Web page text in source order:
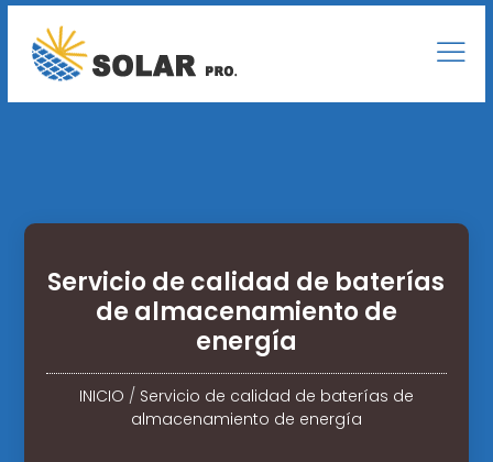
Servicio de calidad de baterías
de almacenamiento de
energía
INICIO / Servicio de calidad de baterías de
almacenamiento de energía